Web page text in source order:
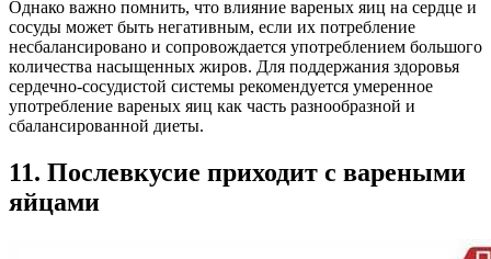
Однако важно помнить, что влияние вареных яиц на сердце и
сосуды может быть негативным, если их потребление
несбалансировано и сопровождается употреблением большого
количества насыщенных жиров. Для поддержания здоровья
сердечно-сосудистой системы рекомендуется умеренное
употребление вареных яиц как часть разнообразной и
сбалансированной диеты.
11. Послевкусие приходит с вареными
яйцами